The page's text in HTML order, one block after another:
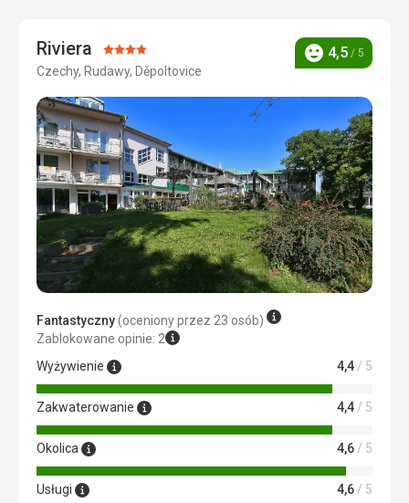
Riviera Ocena:
4/5
Czechy, Rudawy, Děpoltovice
Ocena
4,5 / 5
Fantastyczny(oceniony przez 23 osób)
Zablokowane opinie: 2
Wyżywienie
4,4 / 5
Zakwaterowanie 4,4 / 5
Okolica 4,6 / 5
Usługi 4,6 / 5